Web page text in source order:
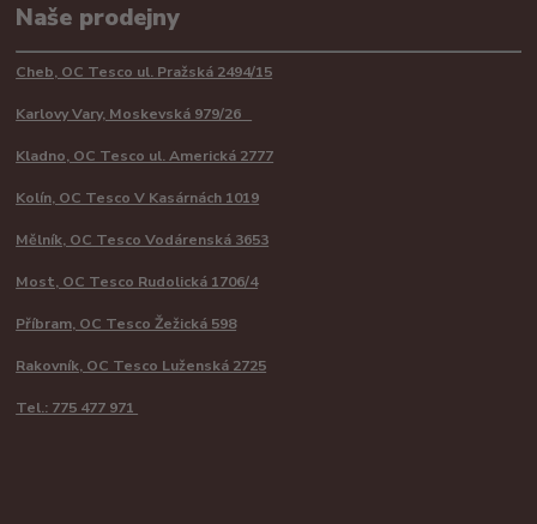
Naše prodejny
Cheb, OC Tesco ul. Pražská 2494/15
Karlovy Vary, Moskevská 979/26
Kladno, OC Tesco ul. Americká 2777
Kolín, OC Tesco V Kasárnách 1019
Mělník, OC Tesco Vodárenská 3653
Most, OC Tesco Rudolická 1706/4
Příbram, OC Tesco Žežická 598
Rakovník, OC Tesco Luženská 2725
Tel.: 775 477 971